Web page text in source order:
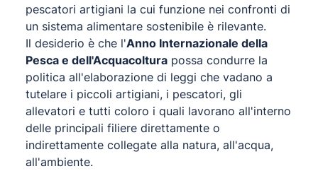
pescatori artigiani la cui funzione nei confronti di
un sistema alimentare sostenibile è rilevante.
Il desiderio è che l'Anno Internazionale della
Pesca e dell'Acquacoltura possa condurre la
politica all'elaborazione di leggi che vadano a
tutelare i piccoli artigiani, i pescatori, gli
allevatori e tutti coloro i quali lavorano all'interno
delle principali filiere direttamente o
indirettamente collegate alla natura, all'acqua,
all'ambiente.